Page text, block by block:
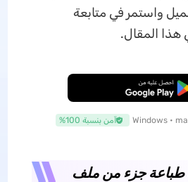
واستمر في متابعة
هذا المقال.
تنزيل مجاني
Windows • آمن بنسبة 100%
كيفية طباعة جزء من ملف